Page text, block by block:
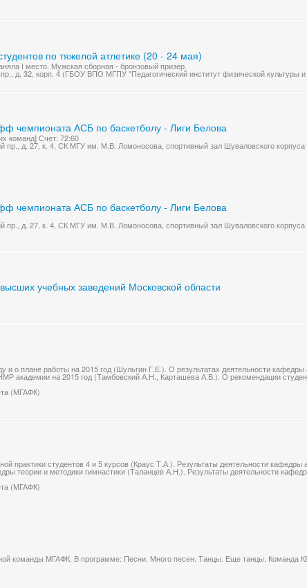
по тяжелой атлетике (20 - 24 мая)
I место. Мужская сборная - бронзовый призер.
д. 32, корп. 4 (ГБОУ ВПО МГПУ "Педагогический институт физической культуры и
чемпионата АСБ по баскетболу - Лиги Белова
команд] Счет: 72:60
пр., д. 27, к. 4, СК МГУ им. М.В. Ломоносова, спортивный зал Шуваловского корпуса
чемпионата АСБ по баскетболу - Лиги Белова
пр., д. 27, к. 4, СК МГУ им. М.В. Ломоносова, спортивный зал Шуваловского корпуса
учебных заведений Московской области
и о плане работы на 2015 год (Шульгин Г.Е.). О результатах деятельности кафедры
академии на 2015 год (Тамбовский А.Н., Карташева А.В.). О рекомендации
(МГАФК)
практики студентов 4 и 5 курсов (Краус Т.А.). Результаты деятельности кафедры
теории и методики гимнастики (Таланцев А.Н.). Результаты деятельности
(МГАФК)
команды МГАФК. В программе: Песни. Много песен. Танцы. Еще танцы. Команда